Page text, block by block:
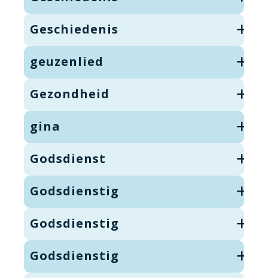
Geschiedenis
geuzenlied
Gezondheid
gina
Godsdienst
Godsdienstig
Godsdienstig
Godsdienstig